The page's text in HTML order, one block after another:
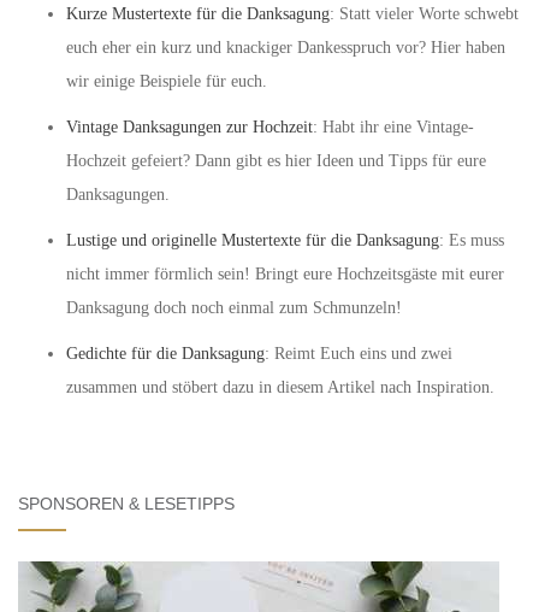
Kurze Mustertexte für die Danksagung: Statt vieler Worte schwebt
euch eher ein kurz und knackiger Dankesspruch vor? Hier haben
wir einige Beispiele für euch.
Vintage Danksagungen zur Hochzeit: Habt ihr eine Vintage-
Hochzeit gefeiert? Dann gibt es hier Ideen und Tipps für eure
Danksagungen.
Lustige und originelle Mustertexte für die Danksagung: Es muss
nicht immer förmlich sein! Bringt eure Hochzeitsgäste mit eurer
Danksagung doch noch einmal zum Schmunzeln!
Gedichte für die Danksagung: Reimt Euch eins und zwei
zusammen und stöbert dazu in diesem Artikel nach Inspiration.
SPONSOREN & LESETIPPS